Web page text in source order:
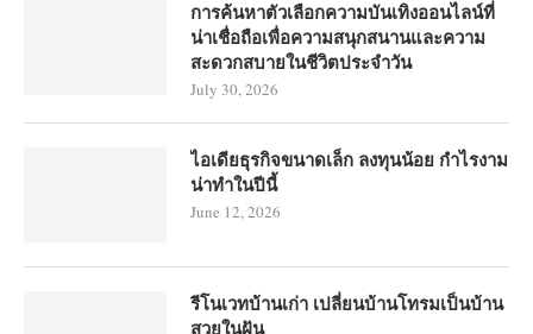
การค้นหาตัวเลือกความบันเทิงออนไลน์ที่
น่าเชื่อถือเพื่อความสนุกสนานและความ
สะดวกสบายในชีวิตประจำวัน
July 30, 2026
ไอเดียธุรกิจขนาดเล็ก ลงทุนน้อย กำไรงาม
น่าทำในปีนี้
June 12, 2026
รีโนเวทบ้านเก่า เปลี่ยนบ้านโทรมเป็นบ้าน
สวยในฝัน